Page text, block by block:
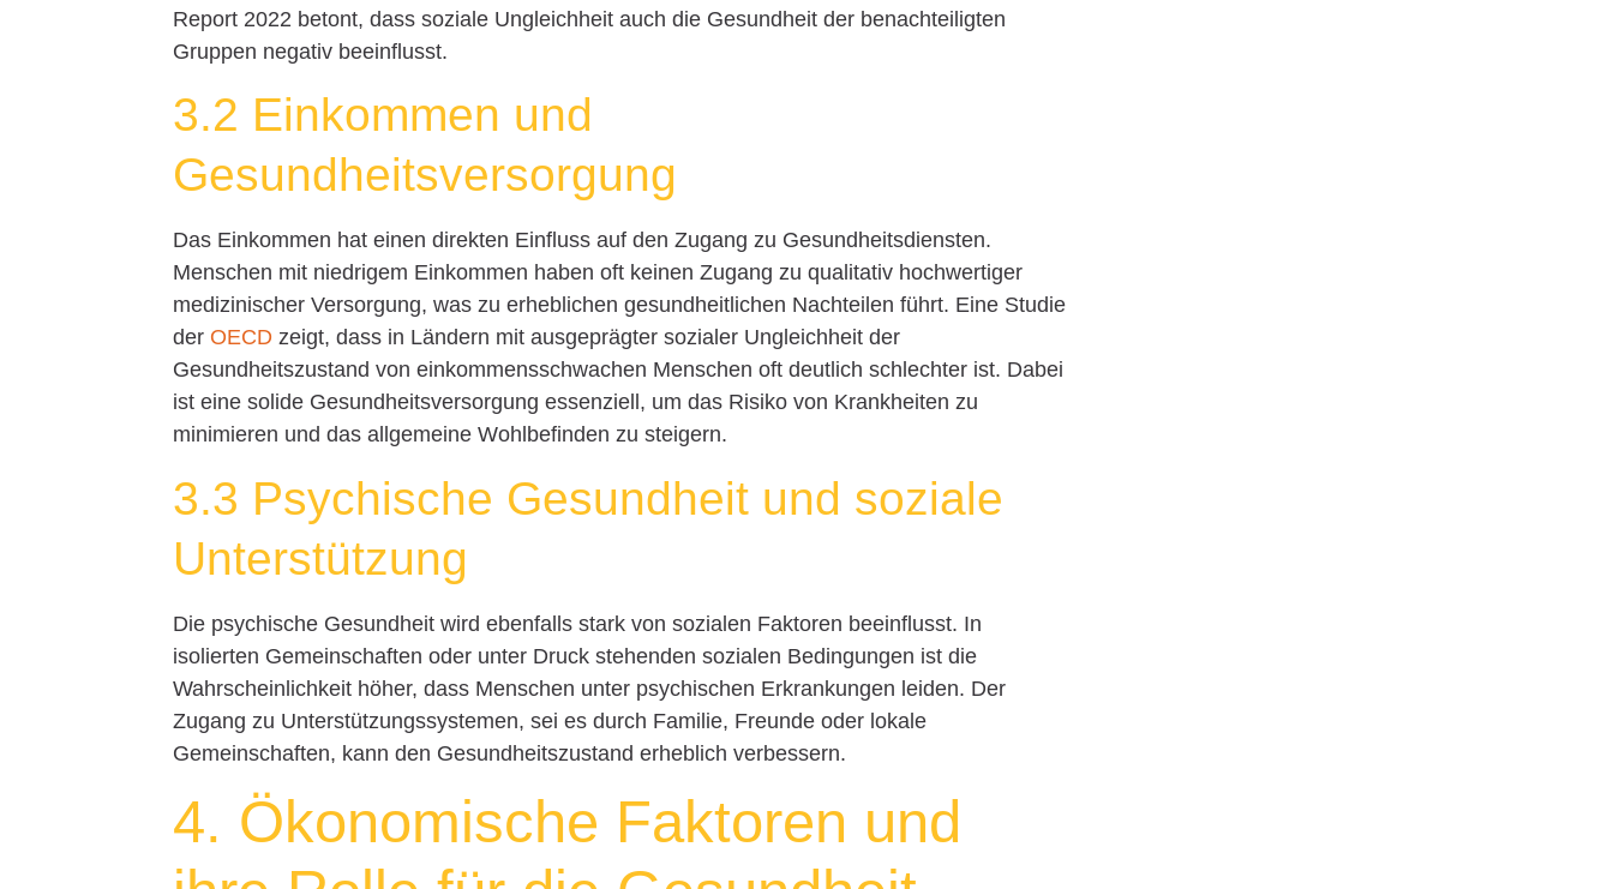
Report 2022 betont, dass soziale Ungleichheit auch die Gesundheit der benachteiligten
Gruppen negativ beeinflusst.
3.2 Einkommen und
Gesundheitsversorgung
Das Einkommen hat einen direkten Einfluss auf den Zugang zu Gesundheitsdiensten.
Menschen mit niedrigem Einkommen haben oft keinen Zugang zu qualitativ hochwertiger
medizinischer Versorgung, was zu erheblichen gesundheitlichen Nachteilen führt. Eine Studie
derOECD zeigt, dass in Ländern mit ausgeprägter sozialer Ungleichheit der
Gesundheitszustand von einkommensschwachen Menschen oft deutlich schlechter ist. Dabei
ist eine solide Gesundheitsversorgung essenziell, um das Risiko von Krankheiten zu
minimieren und das allgemeine Wohlbefinden zu steigern.
3.3 Psychische Gesundheit und soziale
Unterstützung
Die psychische Gesundheit wird ebenfalls stark von sozialen Faktoren beeinflusst. In
isolierten Gemeinschaften oder unter Druck stehenden sozialen Bedingungen ist die
Wahrscheinlichkeit höher, dass Menschen unter psychischen Erkrankungen leiden. Der
Zugang zu Unterstützungssystemen, sei es durch Familie, Freunde oder lokale
Gemeinschaften, kann den Gesundheitszustand erheblich verbessern.
4. Ökonomische Faktoren und